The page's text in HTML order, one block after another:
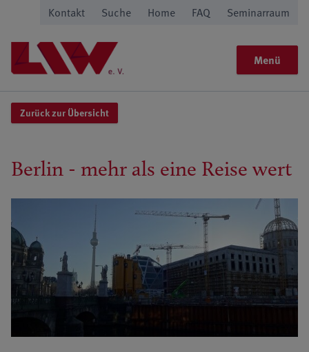
Kontakt Suche Home FAQ Seminarraum
Menü
Zurück zur Übersicht
Berlin - mehr als eine Reise wert